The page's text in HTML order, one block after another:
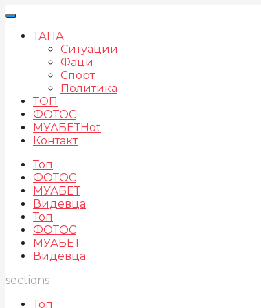
ТАПА
Ситуации
Фаци
Спорт
Политика
ТОП
ФОТОС
МУАБЕТHot
Контакт
Топ
ФОТОС
МУАБЕТ
Видевца
Топ
ФОТОС
МУАБЕТ
Видевца
sections
Топ